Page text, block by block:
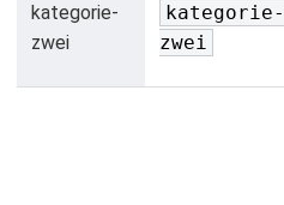
kategorie-
zwei
kategorie-
zwei